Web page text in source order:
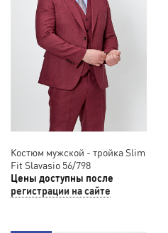
Костюм мужской - тройка Slim
Fit Slavasio 56/798
Цены доступны после
регистрации на сайте